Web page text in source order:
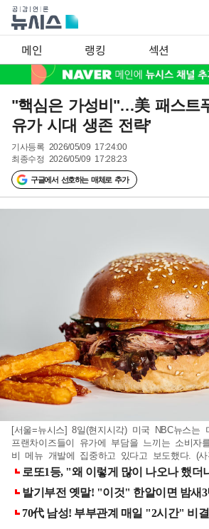
메인 랭킹 섹션
"핵심은 가성비"…美 패스트
유가 시대 생존 전략'
기사등록 2026/05/09 17:24:00
최종수정 2026/05/09 17:28:23
구글에서 선호하는 매체로 추가
[서울=뉴시스] 8일(현지시각) 미국 NBC뉴스는
프랜차이즈들이 유가에 부담을 느끼는 소비자
비 메뉴 개발에 집중하고 있다고 보도했다. (사